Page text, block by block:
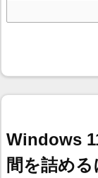
Windows
間を詰める